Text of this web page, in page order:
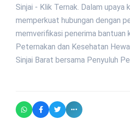
Sinjai - Klik Ternak. Dalam
memperkuat hubungan dengan
memverifikasi penerima bantuan
Peternakan dan Kesehatan
Sinjai Barat bersama Penyuluh